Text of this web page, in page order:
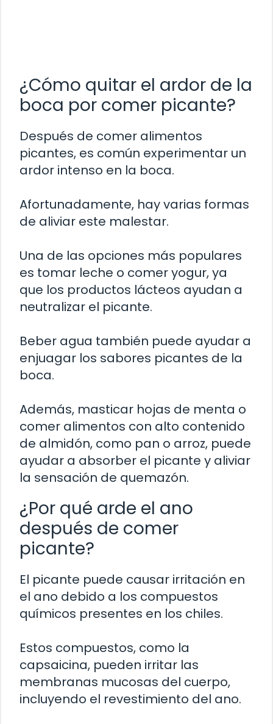
¿Cómo quitar el ardor de la
boca por comer picante?
Después de comer alimentos
picantes, es común experimentar un
ardor intenso en la boca.
Afortunadamente, hay varias formas
de aliviar este malestar.
Una de las opciones más populares
es tomar leche o comer yogur, ya
que los productos lácteos ayudan a
neutralizar el picante.
Beber agua también puede ayudar a
enjuagar los sabores picantes de la
boca.
Además, masticar hojas de menta o
comer alimentos con alto contenido
de almidón, como pan o arroz, puede
ayudar a absorber el picante y aliviar
la sensación de quemazón.
¿Por qué arde el ano
después de comer
picante?
El picante puede causar irritación en
el ano debido a los compuestos
químicos presentes en los chiles.
Estos compuestos, como la
capsaicina, pueden irritar las
membranas mucosas del cuerpo,
incluyendo el revestimiento del ano.